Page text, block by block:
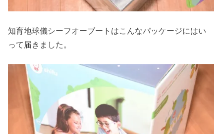
知育地球儀シーフオーブートはこんなパッケージにはい
って届きました。